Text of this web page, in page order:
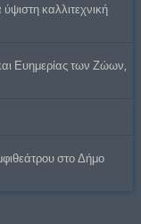
καλλιτεχνική
Ευημερίας των Ζώων,
στο Δήμο